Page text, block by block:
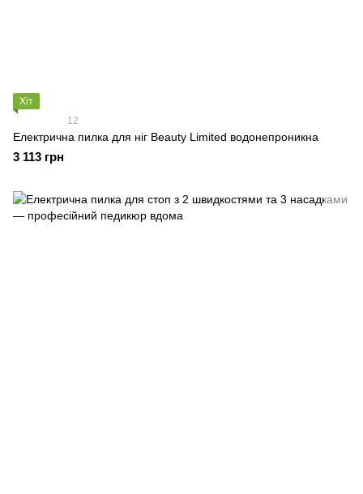
Хіт
12
Електрична пилка для ніг Beauty Limited водонепроникна
3 113 грн